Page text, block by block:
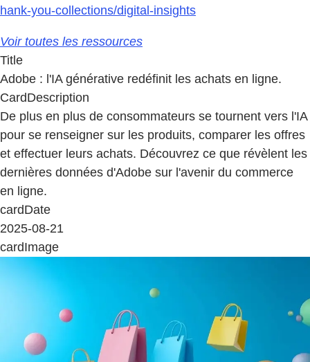
hank-you-collections/digital-insights
Voir toutes les ressources
Title
Adobe : l'IA générative redéfinit les achats en ligne.
CardDescription
De plus en plus de consommateurs se tournent vers l'IA
pour se renseigner sur les produits, comparer les offres
et effectuer leurs achats. Découvrez ce que révèlent les
dernières données d'Adobe sur l'avenir du commerce
en ligne.
cardDate
2025-08-21
cardImage